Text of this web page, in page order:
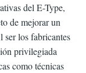
del E-Type,
de mejorar un
ser los fabricantes
privilegiada
como técnicas